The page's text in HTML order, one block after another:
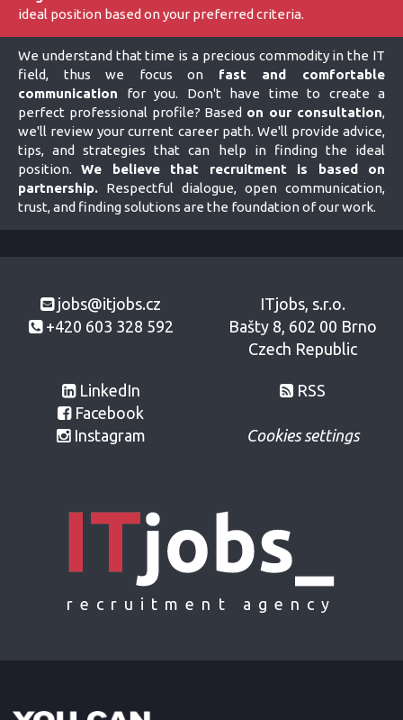
ideal position based on your preferred criteria.
We understand that time is a precious commodity in the IT
field, thus we focus on fast and comfortable
communication for you. Don't have time to create a
perfect professional profile? Based on our consultation,
we'll review your current career path. We'll provide advice,
tips, and strategies that can help in finding the ideal
position.We believe that recruitment is based on
partnership. Respectful dialogue, open communication,
trust, and finding solutions are the foundation of our work.
jobs@itjobs.cz
+420 603 328 592
LinkedIn
Facebook
Instagram
ITjobs, s.r.o.
Bašty 8, 602 00 Brno
Czech Republic
RSS
Cookies settings
recruitment agency